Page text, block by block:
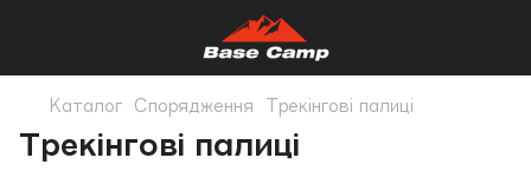
Каталог Спорядження Трекінгові палиці
Трекінгові палиці